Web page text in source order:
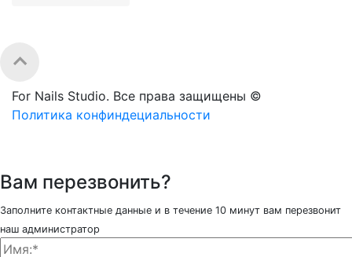
For Nails Studio. Все права защищены ©
Политика конфиндециальности
Вам перезвонить?
Заполните контактные данные и в течение 10 минут вам перезвонит
наш администратор